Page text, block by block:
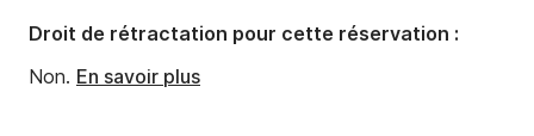
Droit de rétractation pour cette réservation :
Non. En savoir plus